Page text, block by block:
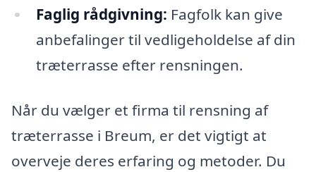
Faglig rådgivning: Fagfolk kan give
anbefalinger til vedligeholdelse af din
træterrasse efter rensningen.
Når du vælger et firma til rensning af
træterrasse i Breum, er det vigtigt at
overveje deres erfaring og metoder. Du